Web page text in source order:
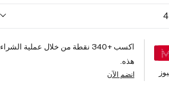
4
اكسب +340 نقطة من خلال عملية الشراء
هذه.
انضم الآن